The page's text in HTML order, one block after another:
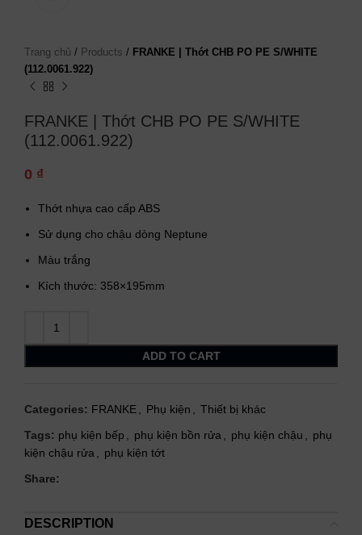
Trang chủ / Products / FRANKE | Thớt CHB PO PE S/WHITE
(112.0061.922)
FRANKE | Thớt CHB PO PE S/WHITE
(112.0061.922)
0 ₫
Thớt nhựa cao cấp ABS
Sử dụng cho chậu dòng Neptune
Màu trắng
Kích thước: 358×195mm
ADD TO CART
Categories: FRANKE, Phụ kiện , Thiết bị khác
Tags: phụ kiện bếp , phụ kiện bồn rửa, phụ kiện chậu , phụ
kiện chậu rửa, phụ kiện tớt
Share:
DESCRIPTION